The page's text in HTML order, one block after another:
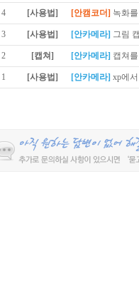
4 [사용법] [안캠코더] 녹화
3 [사용법] [안카메라] 그림
2 [캡쳐] [안카메라] 캡쳐
1 [사용법] [안카메라] xp에